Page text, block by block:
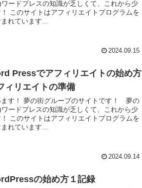
ードプレスの知識が乏しくて、これから少
このサイトはアフィリエイトプログラムを
れています...
2024.09.15
Pressでアフィリエイトの始め方
ィリエイトの準備
ます！ 夢の街グループのサイトです！ 夢の
ードプレスの知識が乏しくて、これから少
このサイトはアフィリエイトプログラムを
れています...
2024.09.14
の始め方１記録